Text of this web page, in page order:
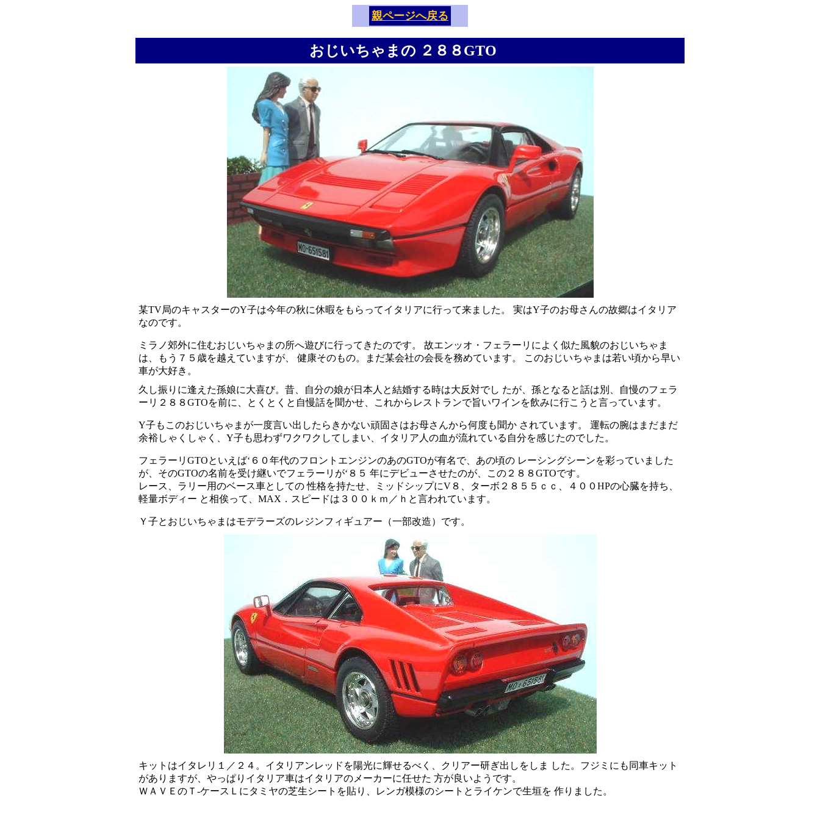
親ページへ戻る
おじいちゃまの ２８８GTO
某TV局のキャスターのY子は今年の秋に休暇をもらってイタリアに行って来ました。 実はY子のお母さんの故郷はイタリア
なのです。
ミラノ郊外に住むおじいちゃまの所へ遊びに行ってきたのです。 故エンッオ・フェラーリによく似た風貌のおじいちゃま
は、もう７５歳を越えていますが、 健康そのもの。まだ某会社の会長を務めています。 このおじいちゃまは若い頃から早い
車が大好き。
久し振りに逢えた孫娘に大喜び。昔、自分の娘が日本人と結婚する時は大反対でし たが、孫となると話は別、自慢のフェラ
ーリ２８８GTOを前に、とくとくと自慢話を聞かせ、これからレストランで旨いワインを飲みに行こうと言っています。
Y子もこのおじいちゃまが一度言い出したらきかない頑固さはお母さんから何度も聞か されています。 運転の腕はまだまだ
余裕しゃくしゃく、Y子も思わずワクワクしてしまい、イタリア人の血が流れている自分を感じたのでした。
フェラーリGTOといえば‘６０年代のフロントエンジンのあのGTOが有名で、あの頃の レーシングシーンを彩っていました
が、そのGTOの名前を受け継いでフェラーリが‘８５ 年にデビューさせたのが、この２８８GTOです。
レース、ラリー用のベース車としての 性格を持たせ、ミッドシップにV８、ターボ２８５５ｃｃ、４００HPの心臓を持ち、
軽量ボディー と相俟って、MAX．スピードは３００ｋｍ／ｈと言われています。
Ｙ子とおじいちゃまはモデラーズのレジンフィギュアー（一部改造）です。
キットはイタレリ１／２４。イタリアンレッドを陽光に輝せるべく、クリアー研ぎ出しをしま した。フジミにも同車キット
がありますが、やっぱりイタリア車はイタリアのメーカーに任せた 方が良いようです。
ＷＡＶＥのＴ‐ケースＬにタミヤの芝生シートを貼り、レンガ模様のシートとライケンで生垣を 作りました。